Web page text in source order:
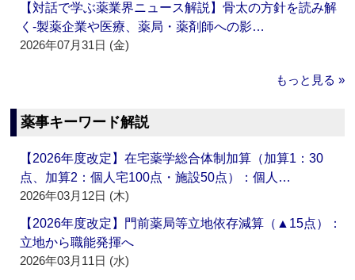
【対話で学ぶ薬業界ニュース解説】骨太の方針を読み解
く‐製薬企業や医療、薬局・薬剤師への影…
2026年07月31日 (金)
もっと見る »
薬事キーワード解説
【2026年度改定】在宅薬学総合体制加算（加算1：30
点、加算2：個人宅100点・施設50点）：個人…
2026年03月12日 (木)
【2026年度改定】門前薬局等立地依存減算（▲15点）：
立地から職能発揮へ
2026年03月11日 (水)